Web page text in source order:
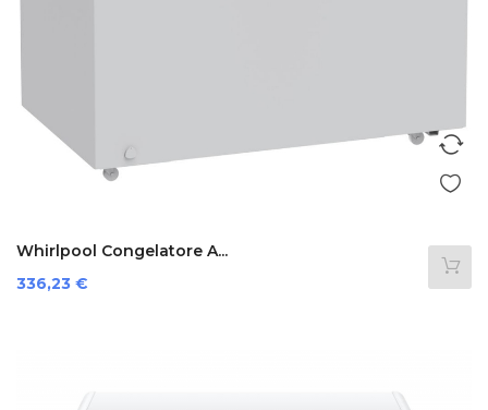
Whirlpool Congelatore A...
Prezzo
336,23 €